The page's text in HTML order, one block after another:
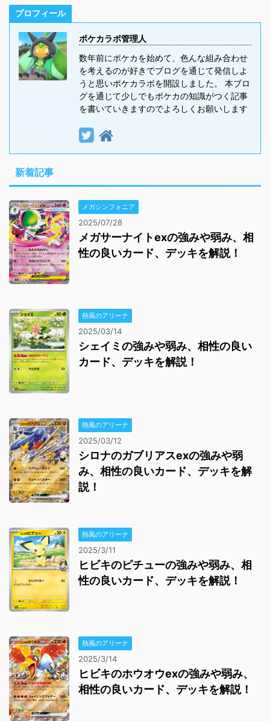
プロフィール
ポケカラボ管理人
数年前にポケカを始めて、色んな組み合わせ
を考えるのが好きでブログを通じて発信しよ
うと思いポケカラボを開設しました。 本ブロ
グを通じて少しでもポケカの知識がつく記事
を書いていきますのでよろしくお願いします
新着記事
メガシンフォニア
2025/07/28
メガサーナイトexの強みや弱み、相
性の良いカード、デッキを解説！
熱風のアリーナ
2025/03/14
シェイミの強みや弱み、相性の良い
カード、デッキを解説！
熱風のアリーナ
2025/03/12
シロナのガブリアスexの強みや弱
み、相性の良いカード、デッキを解
説！
熱風のアリーナ
2025/3/11
ヒビキのピチューの強みや弱み、相
性の良いカード、デッキを解説！
熱風のアリーナ
2025/3/14
ヒビキのホウオウexの強みや弱み、
相性の良いカード、デッキを解説！